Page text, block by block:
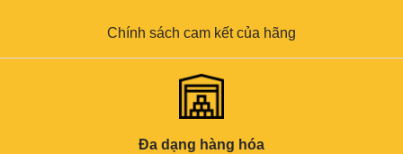
Chính sách cam kết của hãng
Đa dạng hàng hóa